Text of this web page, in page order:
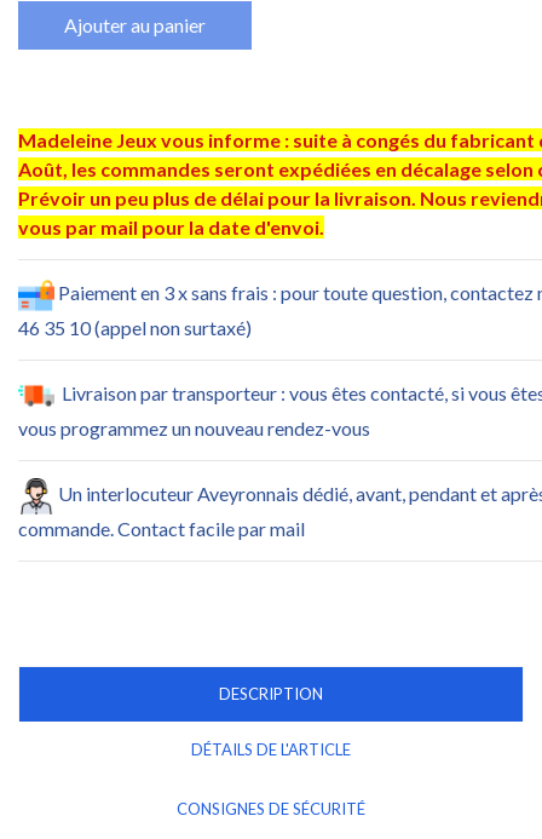
Ajouter au panier
Madeleine Jeux vous informe : suite à congés du fabricant
Août, les commandes seront expédiées en décalage selon
Prévoir un peu plus de délai pour la livraison. Nous
vous par mail pour la date d'envoi.
Paiement en 3 x sans frais : pour toute question, contactez
46 35 10 (appel non surtaxé)
Livraison par transporteur : vous êtes contacté, si vous
vous programmez un nouveau rendez-vous
Un interlocuteur Aveyronnais dédié, avant, pendant et
commande. Contact facile par mail
DESCRIPTION
DÉTAILS DE L'ARTICLE
CONSIGNES DE SÉCURITÉ